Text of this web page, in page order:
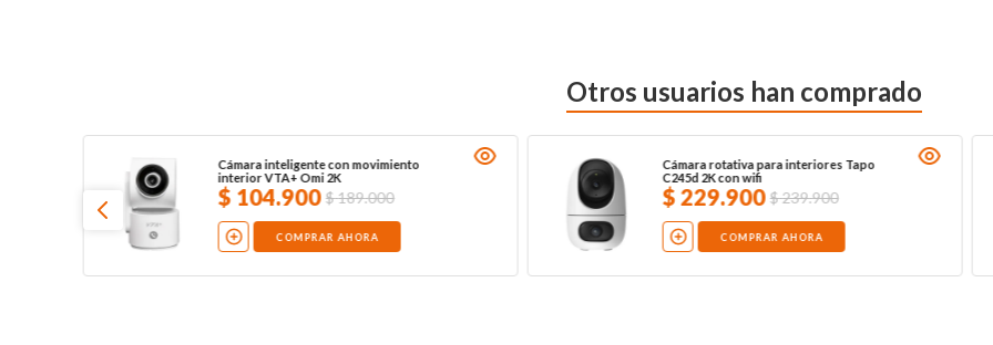
Otros usuarios han comprado
Cámara inteligente con movimiento
interior VTA+ Omi 2K
$ 104.900 $189.000
COMPRAR AHORA
Cámara rotativa para interiores Tapo
C245d 2K con wifi
$229.900 $239.900
COMPRAR AHORA